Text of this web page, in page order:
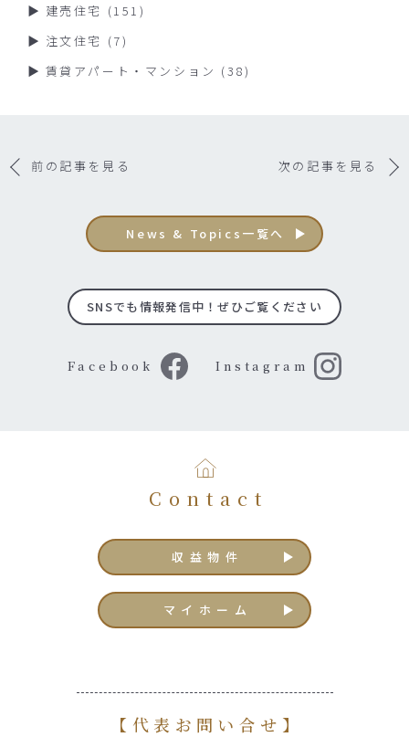
建売住宅 (151)
注文住宅 (7)
賃貸アパート・マンション (38)
前の記事を見る 次の記事を見る
News & Topics一覧へ
SNSでも情報発信中！ぜひご覧ください
Facebook Instagram
Contact
収益物件
マイホーム
【代表お問い合せ】